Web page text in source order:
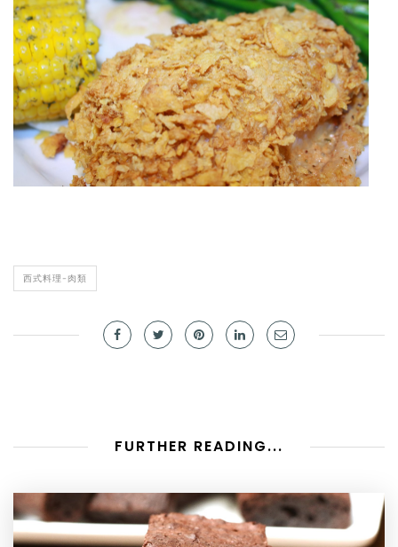
西式料理-肉類
FURTHER READING...